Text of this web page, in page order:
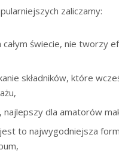
zaliczamy:
świecie, nie tworzy
składników, które
dla amatorów
to najwygodniejsza